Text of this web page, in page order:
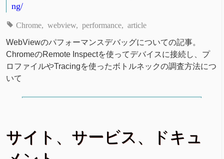
ng/
Chrome webview performance article
WebViewのパフォーマンスデバッグについての記事。
ChromeのRemote Inspectを使ってデバイスに接続し、プ
ロファイルやTracingを使ったボトルネックの調査方法につ
いて
サイト、サービス、ドキュ